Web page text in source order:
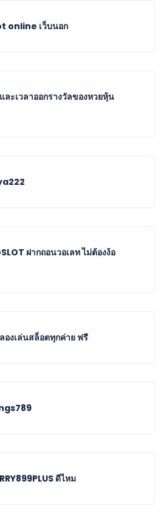
online เว็บนอก
ละเวลาออกรางวัลของหวยหุ้น
ฝากถอนวอเลท ไม่ต้องง้อ
องเล่นสล็อตทุกค่าย ฟรี
ดีไหม